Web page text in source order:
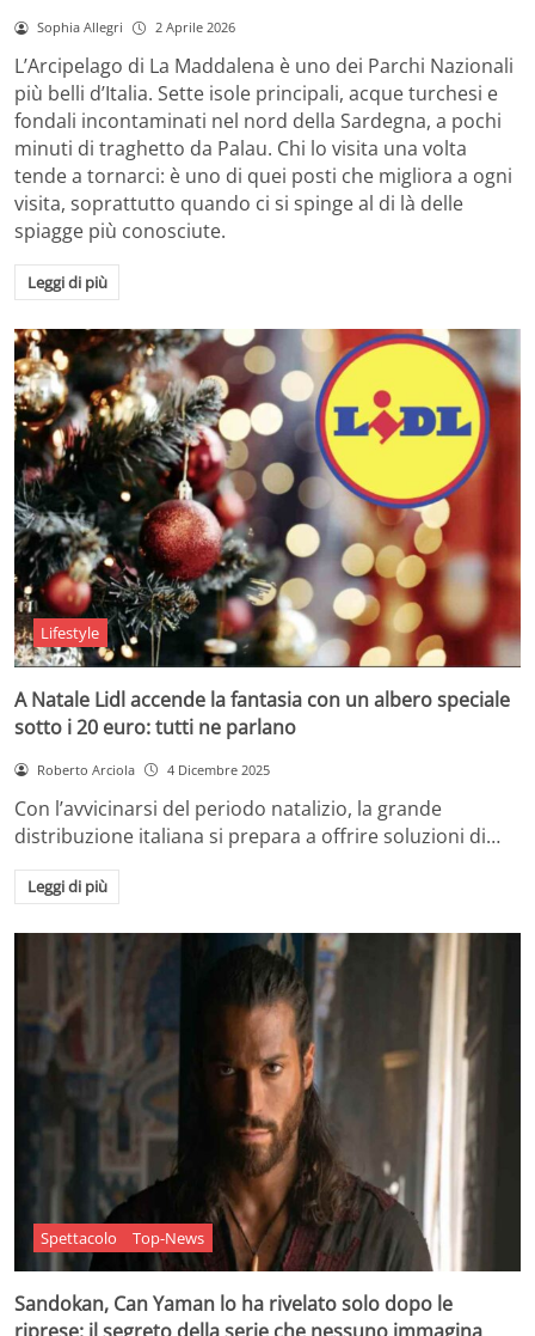
Sophia Allegri 2 Aprile 2026
L’Arcipelago di La Maddalena è uno dei Parchi Nazionali
più belli d’Italia. Sette isole principali, acque turchesi e
fondali incontaminati nel nord della Sardegna, a pochi
minuti di traghetto da Palau. Chi lo visita una volta
tende a tornarci: è uno di quei posti che migliora a ogni
visita, soprattutto quando ci si spinge al di là delle
spiagge più conosciute.
Leggi di più
Lifestyle
A Natale Lidl accende la fantasia con un albero speciale
sotto i 20 euro: tutti ne parlano
Roberto Arciola 4 Dicembre 2025
Con l’avvicinarsi del periodo natalizio, la grande
distribuzione italiana si prepara a offrire soluzioni di…
Leggi di più
Spettacolo Top-News
Sandokan, Can Yaman lo ha rivelato solo dopo le